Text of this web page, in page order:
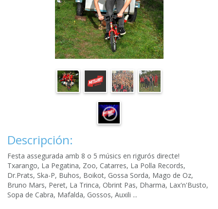
Descripción:
Festa assegurada amb 8 o 5 músics en rigurós directe!
Txarango, La Pegatina, Zoo, Catarres, La Polla Records,
Dr.Prats, Ska-P, Buhos, Boikot, Gossa Sorda, Mago de Oz,
Bruno Mars, Peret, La Trinca, Obrint Pas, Dharma, Lax'n'Busto,
Sopa de Cabra, Mafalda, Gossos, Auxili ...